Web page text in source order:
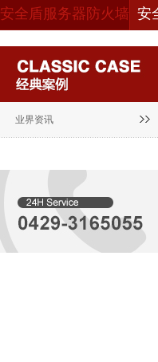
安全盾服务器防火墙 安
业界资讯